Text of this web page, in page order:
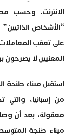
الإنترنت. وحسب
على تعقب
المعنيين لا يصرحون
استقبل ميناء طنجة
من إسبانيا،
معقولة، بعد أن
ميناء طنجة